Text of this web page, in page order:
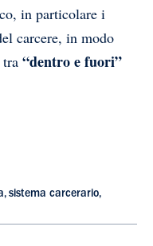
in particolare i
carcere, in modo
“dentro e fuori”
, sistema carcerario,